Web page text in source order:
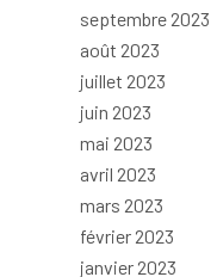
septembre 2023
août 2023
juillet 2023
juin 2023
mai 2023
avril 2023
mars 2023
février 2023
janvier 2023